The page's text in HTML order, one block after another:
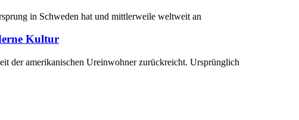
in Schweden hat und mittlerweile weltweit an
Kultur
der amerikanischen Ureinwohner zurückreicht. Ursprünglich